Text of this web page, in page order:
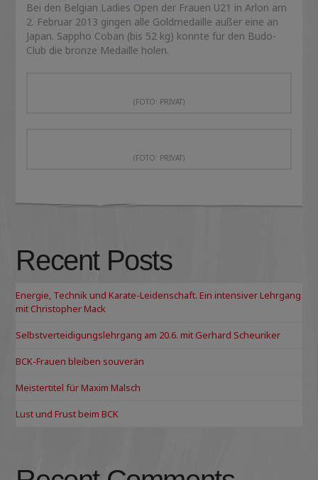
Bei den Belgian Ladies Open der Frauen U21 in Arlon am
2. Februar 2013 gingen alle Goldmedaille außer eine an
Japan. Sappho Coban (bis 52 kg) konnte für den Budo-
Club die bronze Medaille holen.
(FOTO: PRIVAT)
(FOTO: PRIVAT)
Recent Posts
Energie, Technik und Karate-Leidenschaft. Ein intensiver Lehrgang
mit Christopher Mack
Selbstverteidigungslehrgang am 20.6. mit Gerhard Scheuriker
BCK-Frauen bleiben souverän
Meistertitel für Maxim Malsch
Lust und Frust beim BCK